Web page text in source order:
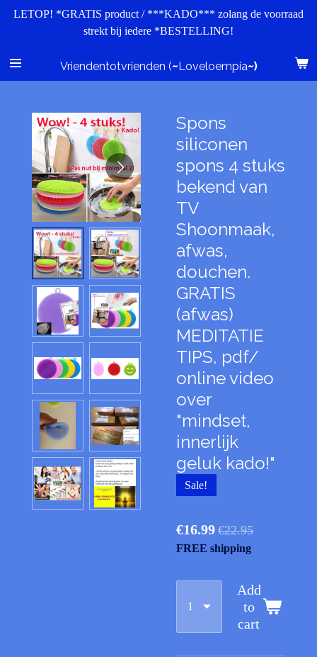
Skip
content
Vriendentotvrienden (~Loveloempia~)
LETOP! *GRATIS product / ***KADO*** zolang de voorraad
strekt bij iedere *BESTELLING!
Spons
siliconen
spons 4 stuks
bekend van
TV
Shoonmaak,
afwas,
douchen.
GRATIS
(afwas)
MEDITATIE
TIPS, pdf/
online video
over
"mindset,
innerlijk
geluk kado!"
Sale!
€16.99 €22.95
FREE shipping
Add
to
cart